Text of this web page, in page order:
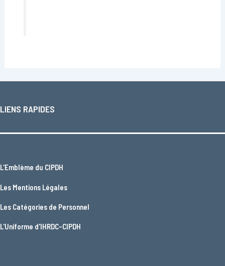
LIENS RAPIDES
L'Emblème du CIPDH
Les Mentions Légales
Les Catégories de Personnel
L'Uniforme d'IHRDC-CIPDH